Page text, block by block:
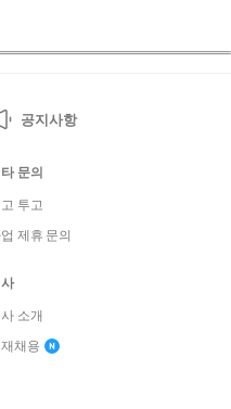
공지사항
문의
투고
제휴 문의
소개
채용